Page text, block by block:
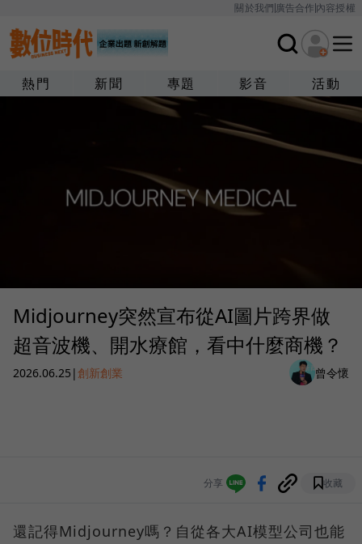
關於我們廣告合作內容授權
熱門 新聞 專題 影音 活動
Midjourney突然宣布從AI圖片跨界做
超音波機、開水療館，看中什麼商機？
2026.06.25 |創新創業 曾令懷
分享 收藏
還記得Midjourney嗎？自從各大AI模型公司也能